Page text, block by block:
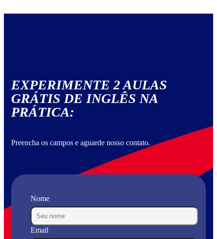
EXPERIMENTE 2 AULAS
GRÁTIS DE INGLÊS NA
PRÁTICA:
Preencha os campos e aguarde nosso contato.
Nome
Email